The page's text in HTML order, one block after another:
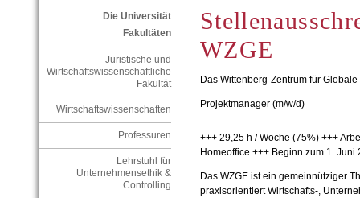
Die Universität
Fakultäten
Juristische und
Wirtschaftswissenschaftliche
Fakultät
Wirtschaftswissenschaften
Professuren
Lehrstuhl für
Unternehmensethik &
Controlling
WZGE
Das Wittenberg-Zentrum für
Projektmanager (m/w/d)
+++ 29,25 h / Woche (75%) +++
Homeoffice +++ Beginn zum 1. Juni
Das WZGE ist ein gemeinnütziger
praxisorientiert Wirtschafts-,